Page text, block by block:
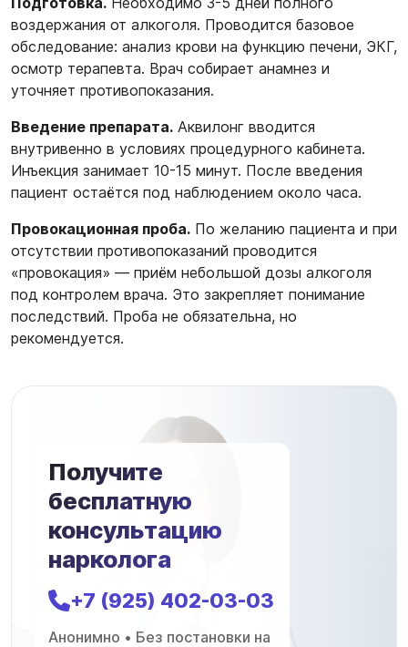
воздержания от алкоголя. Проводится базовое
обследование: анализ крови на функцию печени, ЭКГ,
осмотр терапевта. Врач собирает анамнез и
уточняет противопоказания.
Введение препарата. Аквилонг вводится
внутривенно в условиях процедурного кабинета.
Инъекция занимает 10-15 минут. После введения
пациент остаётся под наблюдением около часа.
Провокационная проба. По желанию пациента и при
отсутствии противопоказаний проводится
«провокация» — приём небольшой дозы алкоголя
под контролем врача. Это закрепляет понимание
последствий. Проба не обязательна, но
рекомендуется.
Получите
бесплатную
консультацию
нарколога
+7 (925) 402-03-03
Анонимно • Без постановки на